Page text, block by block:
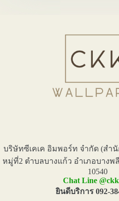
บริษัทซีเคเค อิมพอร์ท จำกัด (สำ
หมู่ที่2 ตำบลบางแก้ว อำเภอบางพ
10540
Chat Line
ยินดีบริการ 092-